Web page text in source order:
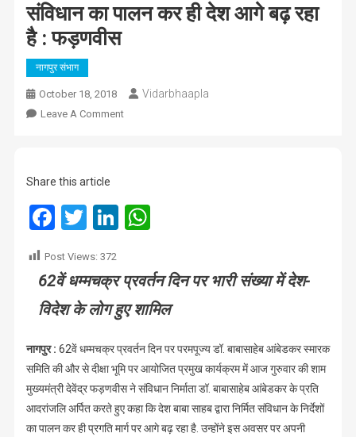
संविधान का पालन कर ही देश आगे बढ़ रहा
है : फड़णवीस
नागपुर संभाग
October 18, 2018 Vidarbhaapla
Leave A CommentOn
ही
देश
रहा
:
Share this article
Facebook
TwitterLinkedIn
WhatsApp
Post Views: 372
62वें धम्मचक्र प्रवर्तन दिन पर भारी संख्या में देश-
विदेश के लोग हुए शामिल
नागपुर : 62वें धम्मचक्र प्रवर्तन दिन पर परमपूज्य डॉ. बाबासाहेब आंबेडकर स्मारक
समिति की और से दीक्षा भूमि पर आयोजित प्रमुख कार्यक्रम में आज गुरुवार की शाम
मुख्यमंत्री देवेंद्र फड़णवीस ने संविधान निर्माता डॉ. बाबासाहेब आंबेडकर के प्रति
आदरांजलि अर्पित करते हुए कहा कि देश बाबा साहब द्वारा निर्मित संविधान के निर्देशों
का पालन कर ही प्रगति मार्ग पर आगे बढ़ रहा है. उन्होंने इस अवसर पर अपनी